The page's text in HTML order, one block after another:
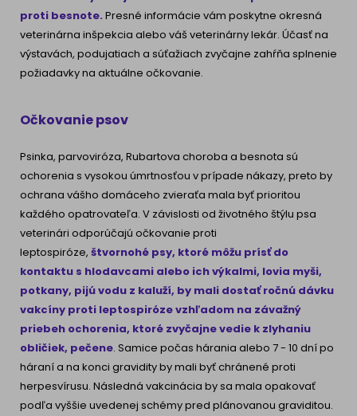
proti besnote. Presné informácie vám poskytne okresná
veterinárna inšpekcia alebo váš veterinárny lekár. Účasť na
výstavách, podujatiach a súťažiach zvyčajne zahŕňa splnenie
požiadavky na aktuálne očkovanie.
Očkovanie psov
Psinka, parvoviróza, Rubartova choroba a besnota sú
ochorenia s vysokou úmrtnosťou v prípade nákazy, preto by
ochrana vášho domáceho zvieraťa mala byť prioritou
každého opatrovateľa. V závislosti od životného štýlu psa
veterinári odporúčajú očkovanie proti
leptospiróze, štvornohé psy, ktoré môžu prísť do
kontaktu s hlodavcami alebo ich výkalmi, lovia myši,
potkany, pijú vodu z kaluží, by mali dostať ročnú dávku
vakcíny proti leptospiróze vzhľadom na závažný
priebeh ochorenia, ktoré zvyčajne vedie k zlyhaniu
obličiek, pečene. Samice počas hárania alebo 7 - 10 dní po
háraní a na konci gravidity by mali byť chránené proti
herpesvírusu. Následná vakcinácia by sa mala opakovať
podľa vyššie uvedenej schémy pred plánovanou graviditou.